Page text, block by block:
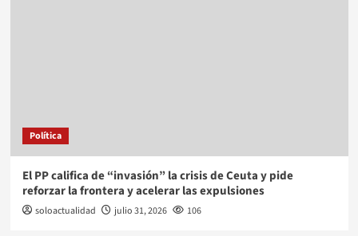
Política
El PP califica de “invasión” la crisis de Ceuta y pide
reforzar la frontera y acelerar las expulsiones
soloactualidad julio 31, 2026 106